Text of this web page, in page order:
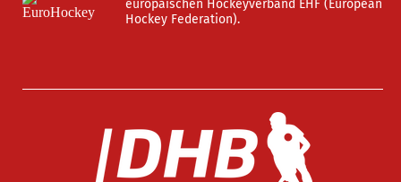
europäischen Hockeyverband EHF (European
Hockey Federation).